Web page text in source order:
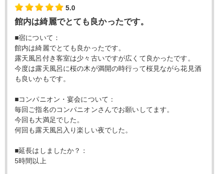
5.0
館内は綺麗でとても良かったです。
■宿について：
館内は綺麗でとても良かったです。
露天風呂付き客室は少々古いですが広くて良かったです。
今度は露天風呂に桜の木が満開の時行って桜見ながら花見酒
も良いかもです。
■コンパニオン・宴会について：
毎回ご指名のコンパニオンさんでお願いしてます。
今回も大満足でした。
何回も露天風呂入り楽しい夜でした。
■延長はしましたか？：
5時間以上